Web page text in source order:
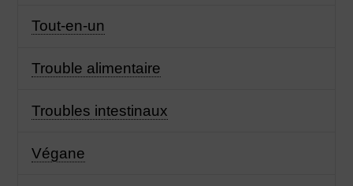
Tout-en-un
Trouble alimentaire
Troubles intestinaux
Végane